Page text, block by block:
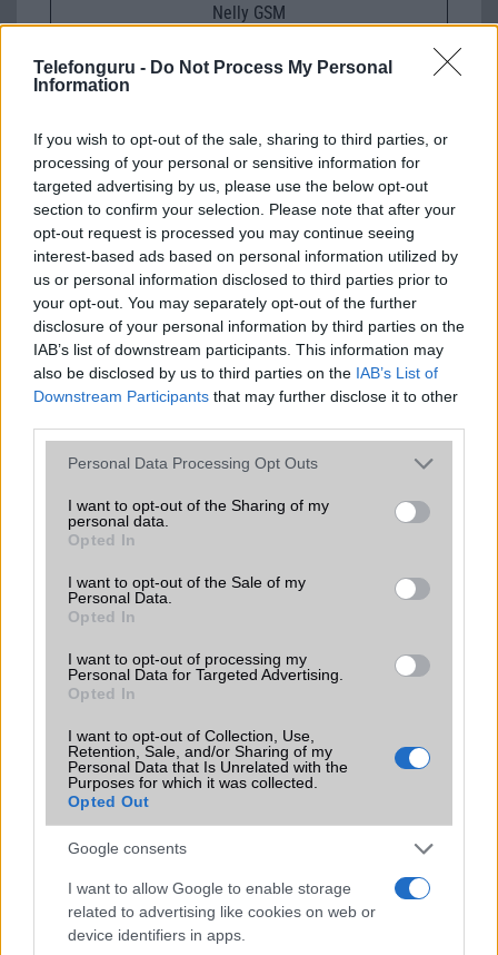
Telefonguru - Do Not Process My Personal
Information
If you wish to opt-out of the sale, sharing to third parties, or
processing of your personal or sensitive information for
targeted advertising by us, please use the below opt-out
section to confirm your selection. Please note that after your
opt-out request is processed you may continue seeing
interest-based ads based on personal information utilized by
us or personal information disclosed to third parties prior to
your opt-out. You may separately opt-out of the further
disclosure of your personal information by third parties on the
IAB’s list of downstream participants. This information may
also be disclosed by us to third parties on the IAB’s List of
Downstream Participants that may further disclose it to other
Please note that this website/app uses one or more Google
not limited to your visit or usage behaviour. You may click to
grant or deny consent to Google and its third-party tags to
use your data for below specified purposes in below Google
consent section.
Personal Data Processing Opt Outs
I want to opt-out of the Sharing of my
personal data.
Opted In
I want to opt-out of the Sale of my
Personal Data.
Opted In
I want to opt-out of processing my
Personal Data for Targeted Advertising.
Opted In
I want to opt-out of Collection, Use,
Retention, Sale, and/or Sharing of my
Personal Data that Is Unrelated with the
Purposes for which it was collected.
Opted Out
Google consents
I want to allow Google to enable storage
related to advertising like cookies on web or
device identifiers in apps.
Nelly GSM
Euro Gsm
267.000 Ft (új)
Samsung Galaxy S26
Számos népszerű Samsung Galaxy
készülék kimarad a One UI 9
frissítésből – itt a lista az érintett
modellekről
2026.06.30 | Phone Arena
funkciókat és továbbfejlesztett kezelőfelületet hoz,
azonban több korábbi csúcskategóriás és középkategóriás
Galaxy készülék számára ez lesz az út vége.